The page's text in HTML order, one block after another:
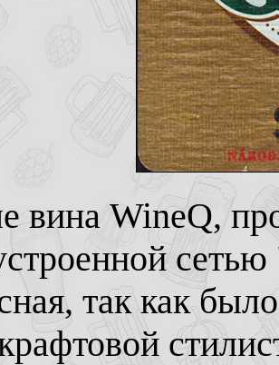
вина WineQ,
так как